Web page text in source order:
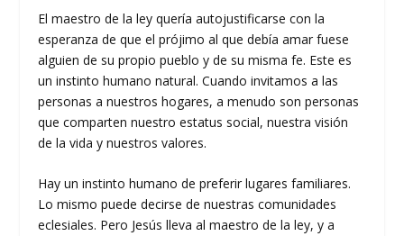
El maestro de la ley quería autojustificarse con la
esperanza de que el prójimo al que debía amar fuese
alguien de su propio pueblo y de su misma fe. Este es
un instinto humano natural. Cuando invitamos a las
personas a nuestros hogares, a menudo son personas
que comparten nuestro estatus social, nuestra visión
de la vida y nuestros valores.
Hay un instinto humano de preferir lugares familiares.
Lo mismo puede decirse de nuestras comunidades
eclesiales. Pero Jesús lleva al maestro de la ley, y a